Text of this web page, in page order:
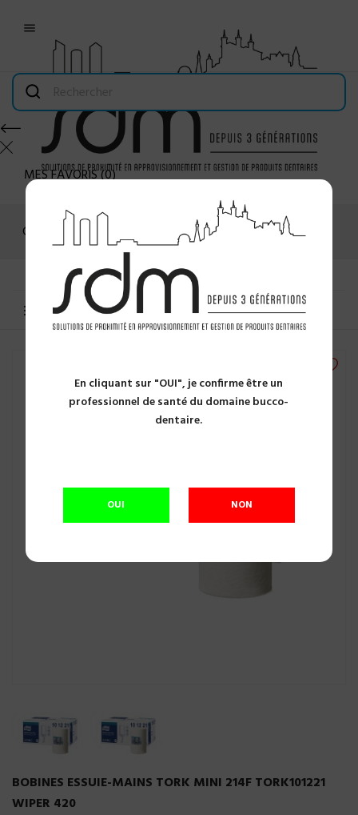
En cliquant sur "OUI", je confirme être un
professionnel de santé du domaine bucco-
dentaire.
OUI NON

MES FAVORIS(0)
Connexion
MENU
BOBINES ESSUIE-MAINS TORK MINI 214F TORK101221
WIPER 420